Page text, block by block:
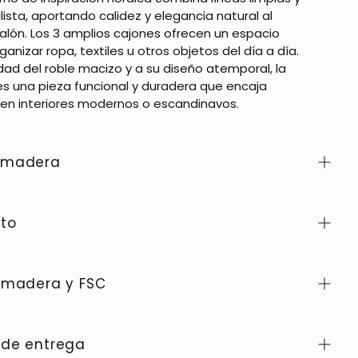
aportando calidez y elegancia natural al
Los 3 amplios cajones ofrecen un espacio
ropa, textiles u otros objetos del día a día.
del roble macizo y a su diseño atemporal, la
una pieza funcional y duradera que encaja
interiores modernos o escandinavos.
y su belleza que evoluciona con el tiempo. Para
estado, limpie la superficie con un paño suave
y utilice posavasos o protectores para
y FSC
cada etapa del proceso.
entrega